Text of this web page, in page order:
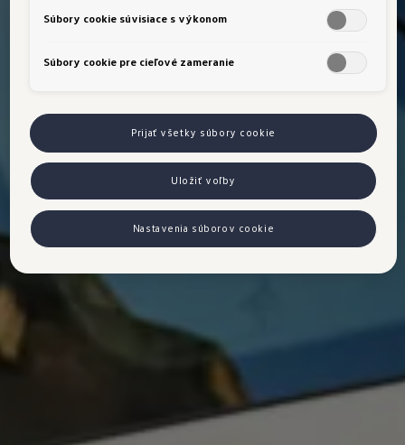
Súbory cookie súvisiace s výkonom
Súbory cookie pre cieľové zameranie
Prijať všetky súbory cookie
Uložiť voľby
Nastavenia súborov cookie